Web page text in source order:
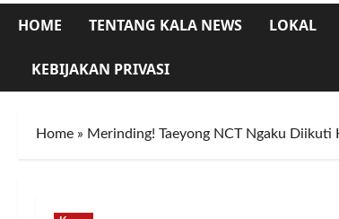
HOME TENTANG KALA NEWS LOKAL
KEBIJAKAN PRIVASI
Home » Merinding! Taeyong NCT Ngaku Diikuti